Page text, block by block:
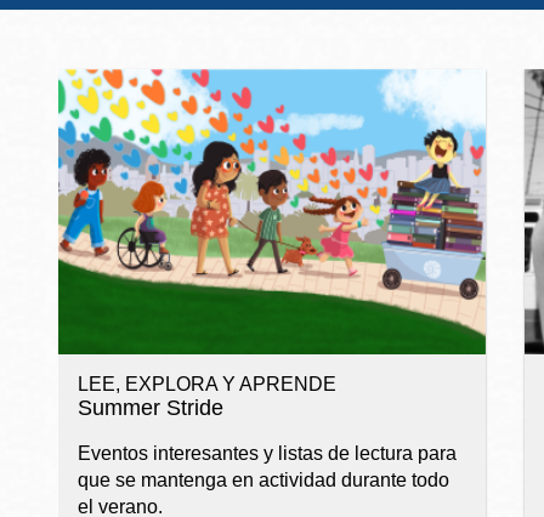
Biblioteca Pública de San
LEE, EXPLORA Y APRENDE
Summer Stride
Eventos interesantes y listas de lectura para
que se mantenga en actividad durante todo
el verano.